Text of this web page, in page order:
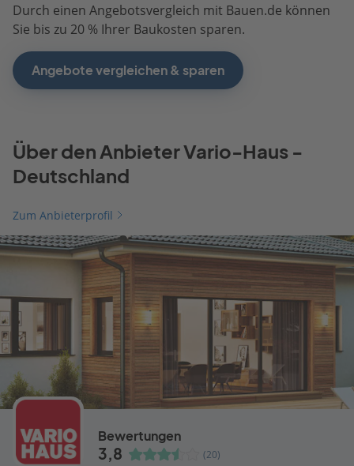
Durch einen Angebotsvergleich mit Bauen.de können
Sie bis zu 20 % Ihrer Baukosten sparen.
Angebote vergleichen & sparen
Über den Anbieter Vario-Haus -
Deutschland
Zum Anbieterprofil
Bewertungen
3,8 (20)